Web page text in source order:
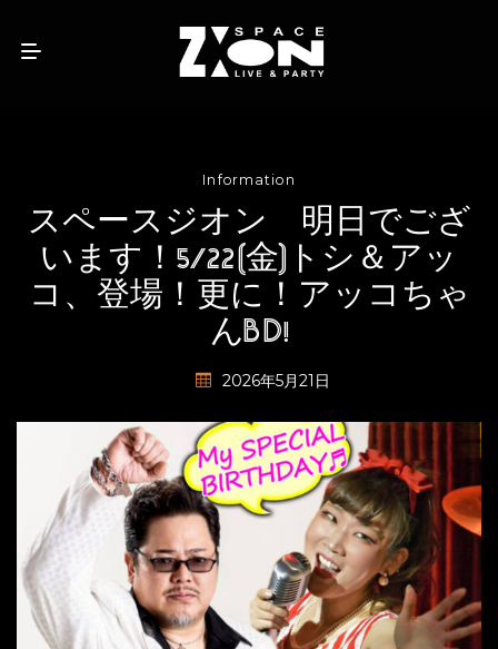
Information
スペースジオン 明日でござ
います！5/22(金)トシ＆アッ
コ、登場！更に！アッコちゃ
んBD!
2026年5月21日